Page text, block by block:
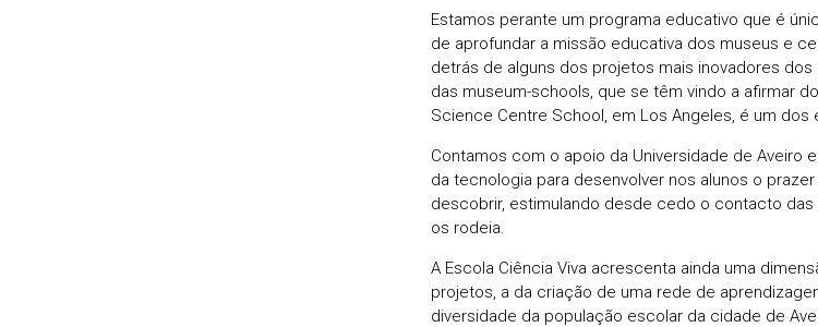
Estamos perante um programa educativo que é
de aprofundar a missão educativa dos museus e
detrás de alguns dos projetos mais inovadores
das museum-schools, que se têm vindo a afirmar
Science Centre School, em Los Angeles, é um
Contamos com o apoio da Universidade de Aveiro
da tecnologia para desenvolver nos alunos o
descobrir, estimulando desde cedo o contacto
os rodeia.
A Escola Ciência Viva acrescenta ainda uma
projetos, a da criação de uma rede de
diversidade da população escolar da cidade de